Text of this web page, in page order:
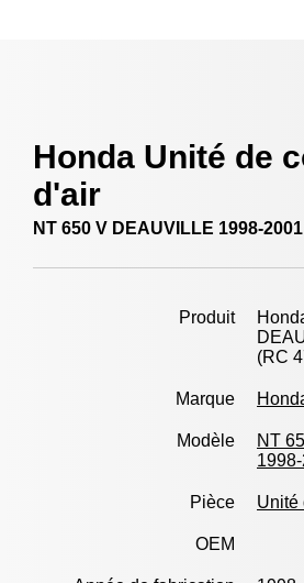
Honda Unité de
d'air
NT 650 V DEAUVILLE 1998-
Produit
(RC
Marque
Modèle
NT
Pièce Unité
OEM